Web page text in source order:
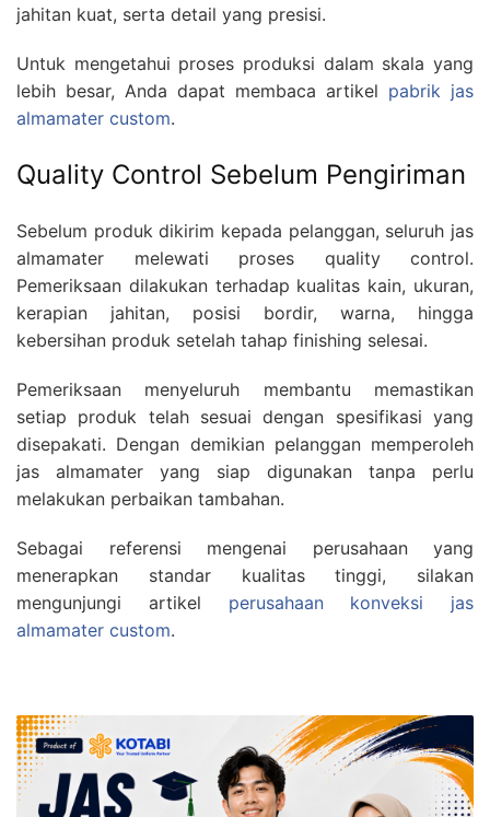
jahitan kuat, serta detail yang presisi.
Untuk mengetahui proses produksi dalam skala yang
lebih besar, Anda dapat membaca artikel pabrik jas
almamater custom.
Quality Control Sebelum Pengiriman
Sebelum produk dikirim kepada pelanggan, seluruh jas
almamater melewati proses quality control.
Pemeriksaan dilakukan terhadap kualitas kain, ukuran,
kerapian jahitan, posisi bordir, warna, hingga
kebersihan produk setelah tahap finishing selesai.
Pemeriksaan menyeluruh membantu memastikan
setiap produk telah sesuai dengan spesifikasi yang
disepakati. Dengan demikian pelanggan memperoleh
jas almamater yang siap digunakan tanpa perlu
melakukan perbaikan tambahan.
Sebagai referensi mengenai perusahaan yang
menerapkan standar kualitas tinggi, silakan
mengunjungi artikel perusahaan konveksi jas
almamater custom.